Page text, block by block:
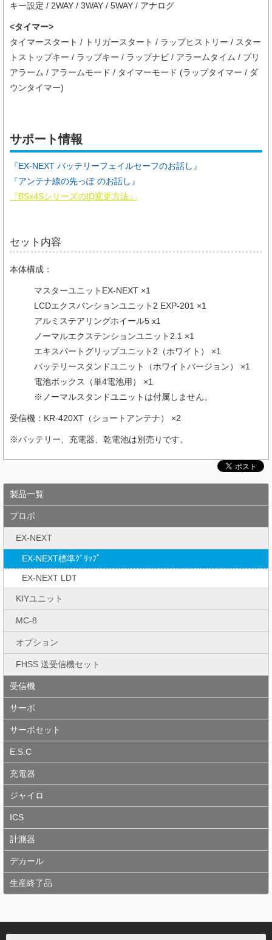
キー設定 / 2WAY / 3WAY / 5WAY / アナログ
<タイマー>
タイマースタート / トリガースタート / ラップヒストリー / スター
トストップキー / ラップキー / ラップナビ / アラームタイム / プリ
アラーム / アラームモード / タイマーモード (ラップタイマー / ダ
ウンタイマー)
サポート情報
『EX-NEXT バッテリーフェイルセーフのお話し』
『アンテナ線の先っぽ のお話し』
『BSx4SシリーズのID変更方法』
セット内容
本体構成：
マスターユニットEX-NEXT ×1
LCDエクスパンションユニット2 EXP-201 ×1
アルミステアリングホイール5 x1
ノーマルエクステンションユニット2.1 ×1
エキスパートグリップユニット2（ホワイト） ×1
バッテリースタンドユニット（ホワイトバージョン） ×1
電池ボックス（単4電池用） ×1
※ノーマルスタンドユニットは付属しません。
受信機：KR-420XT（ショートアンテナ） ×2
※バッテリー、充電器、乾電池は別売りです。
製品一覧
プロポ
EX-NEXT
EX-NEXT標準ｸﾞﾘｯﾌﾟ
EX-NEXT LDT
KIYユニット
MC-8
オプション
FHSS 送受信機セット
受信機
サーボ
サーボセット
E.S.C
充電器
ジャイロ
ICS
計測器
デカール
生産終了品